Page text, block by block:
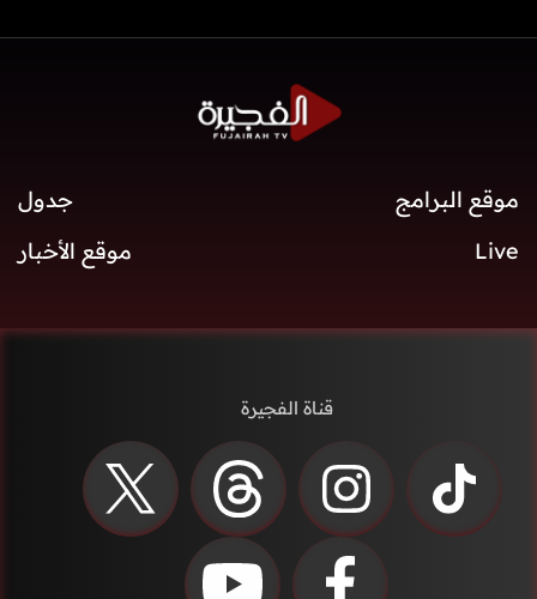
موقع البرامج
جدول
Live
موقع الأخبار
قناة الفجيرة